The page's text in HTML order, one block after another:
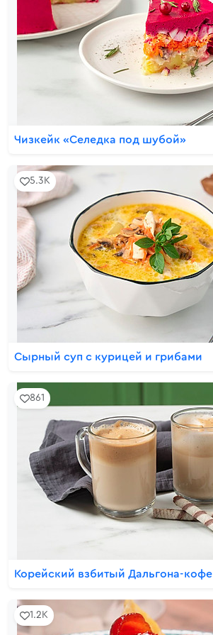
Чизкейк «Селедка под шубой»
5.3K
Сырный суп с курицей и грибами
861
Корейский взбитый Дальгона-кофе
1.2K